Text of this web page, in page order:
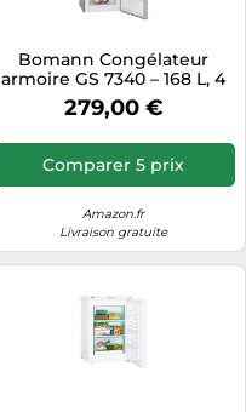
Bomann Congélateur
armoire GS 7340 – 168 L, 4
tiroirs, réglage continu,
aspect inox
279,00 €
Comparer 5 prix
Amazon.fr
Livraison gratuite